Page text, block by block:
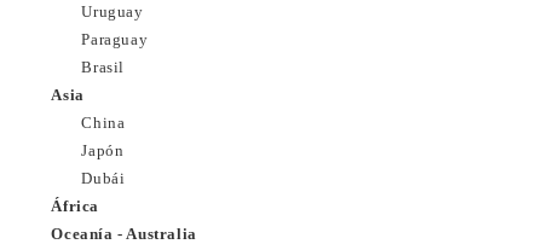
Uruguay
Paraguay
Brasil
Asia
China
Japón
Dubái
África
Oceanía - Australia